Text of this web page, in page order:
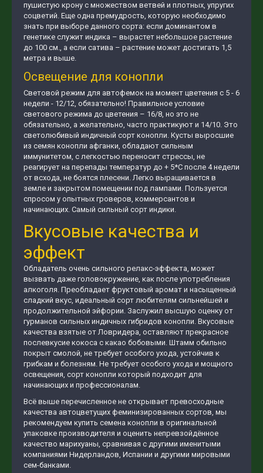
пушистую крону с множеством ветвей и плотных, упругих
соцветий. Еще одна премудрость, которую необходимо
знать при выборе данного сорта: если доминантом в
генетике служит индика – вырастет небольшое растение
до 100 см., а если сатива – растение может достигать 1,5
метра и выше.
Освещение для конопли
Световой режим для автофемок на момент цветения с 5 - 6
недели - 12/12, обязательно! Правильное условие
светового режима до цветения – 16/8, но это не
обязательно, а желательно, часто практикуют и 14/10. Это
светолюбивый индичный сорт конопли. Кусты выросшие
из семян конопли афганки, обладают сильным
иммунитетом, с легкостью переносит стрессы, не
реагирует на перепады температур до + 5*С после 4 недели
от всхода, не боятся плесени. Легко выращивается в
земле и закрытом помещении под лампами. Пользуется
спросом у опытных гроверов, коммерсантов и
начинающих. Самый сильный сорт индики.
Вкусовые качества и
эффект
Обладатель очень сильного релакс-эффекта, может
вызвать даже головокружение, как после употребления
алкоголя. Преобладает фруктовый аромат и насыщенный
сладкий вкус, идеальный сорт любителям сильнейшей и
продолжительной эйфории. Заслужил высшую оценку от
гурманов сильных индичных гибридов конопли. Вкусовые
качества взятые от Ловридера, оставляют прекрасное
послевкусие кокоса с какао бобовыми. Штамм обильно
покрыт смолой, не требует особого ухода, устойчив к
грибкам и болезням. Не требует особого ухода и мощного
освещения, сорт конопли который подходит для
начинающих и профессионалам.
Всё выше перечисленное не открывает превосходные
качества автоцветущих феминизированных сортов, мы
рекомендуем купить семена конопли в оригинальной
упаковке производителя и оценить непревзойдённое
качество марихуаны, сравнивая с другими именитыми
компаниями Нидерландов, Испании и другими мировыми
сем-банками.